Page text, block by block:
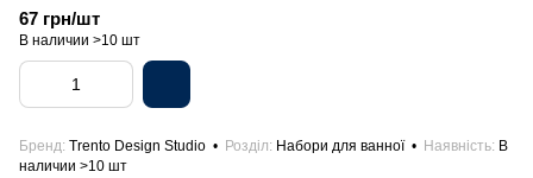
67 грн/шт
В наличии >10 шт
Бренд Trento Design Studio Розділ Набори для ванної Наявність В
наличии >10 шт